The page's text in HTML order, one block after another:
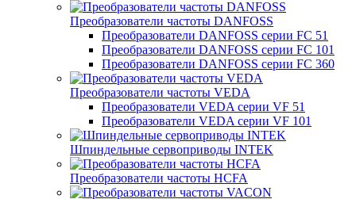
Преобразователи частоты DANFOSS
Преобразователи DANFOSS серии FC 51
Преобразователи DANFOSS серии FC 101
Преобразователи DANFOSS серии FC 360
Преобразователи частоты VEDA
Преобразователи VEDA серии VF 51
Преобразователи VEDA серии VF 101
Шпиндельные сервоприводы INTEK
Преобразователи частоты HCFA